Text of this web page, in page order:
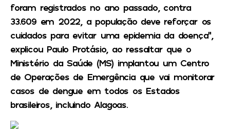
foram registrados no ano passado, contra
33.609 em 2022, a população deve reforçar os
cuidados para evitar uma epidemia da doença”,
explicou Paulo Protásio, ao ressaltar que o
Ministério da Saúde (MS) implantou um Centro
de Operações de Emergência que vai monitorar
casos de dengue em todos os Estados
brasileiros, incluindo Alagoas.